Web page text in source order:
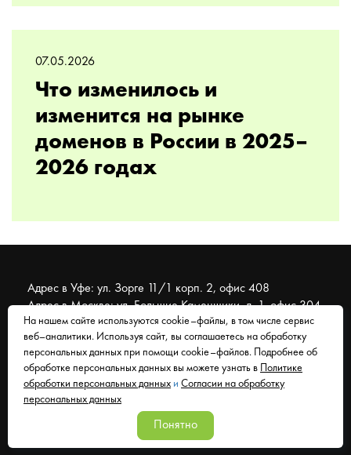
07.05.2026
Что изменилось и
изменится на рынке
доменов в России в 2025–
2026 годах
Адрес в Уфе: ул. Зорге 11/1 корп. 2, офис 408
Адрес в Москве: ул. Большие Каменщики, д. 1, офис 304
© 2007 - 2026 Муравейник. SEO-продвижение, реклама,
сайты. Находимся в Уфе, работаем со всем миром.
Согласие на обработку персональных данных
Политика обработки персональных данных
На нашем сайте используются cookie–файлы, в том числе сервис
веб–аналитики. Используя сайт, вы соглашаетесь на обработку
персональных данных при помощи cookie–файлов. Подробнее об
обработке персональных данных вы можете узнать в
Политике
обработки персональных данных и Согласии на обработку
персональных данных
Понятно